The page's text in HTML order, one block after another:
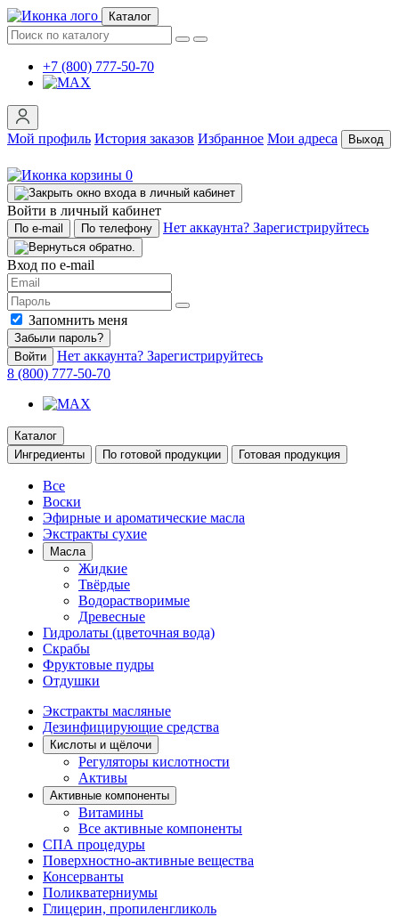
Каталог
+7 (800) 777-50-70
Мой профиль История заказов Избранное Мои адреса Выход
0
Войти в личный кабинет
По e-mail По телефону Нет аккаунта? Зарегистрируйтесь
Вход по e-mail
Запомнить меня
Забыли пароль?
Войти
Нет аккаунта? Зарегистрируйтесь
8 (800) 777-50-70
Каталог
Ингредиенты
По готовой продукции Готовая продукция
Все
Воски
Эфирные и ароматические масла
Экстракты сухие
Масла
Жидкие
Твёрдые
Водорастворимые
Древесные
Гидролаты (цветочная вода)
Скрабы
Фруктовые пудры
Отдушки
Экстракты масляные
Дезинфицирующие средства
Кислоты и щёлочи
Регуляторы кислотности
Активы
Активные компоненты
Витамины
Все активные компоненты
СПА процедуры
Поверхностно-активные вещества
Консерванты
Поликватерниумы
Глицерин, пропиленгликоль